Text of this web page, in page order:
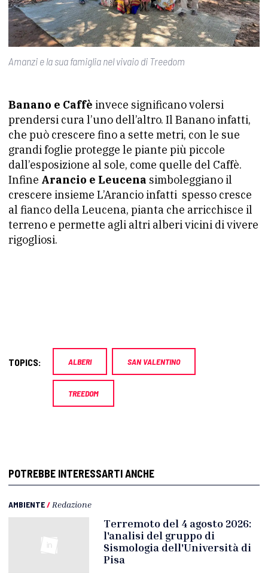
Amanzi e la sua famiglia nel vivaio di Treedom
Banano e Caffè invece significano volersi
prendersi cura l’uno dell’altro. Il Banano infatti,
che può crescere fino a sette metri, con le sue
grandi foglie protegge le piante più piccole
dall’esposizione al sole, come quelle del Caffè.
Infine Arancio e Leucena simboleggiano il
crescere insieme L’Arancio infatti spesso cresce
al fianco della Leucena, pianta che arricchisce il
terreno e permette agli altri alberi vicini di vivere
rigogliosi.
TOPICS: ALBERI SAN VALENTINO
TREEDOM
POTREBBE INTERESSARTI ANCHE
AMBIENTE/ Redazione
Terremoto del 4 agosto 2026:
l'analisi del gruppo di
Sismologia dell'Università di
Pisa